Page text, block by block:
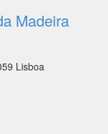
Madeira
Lisboa